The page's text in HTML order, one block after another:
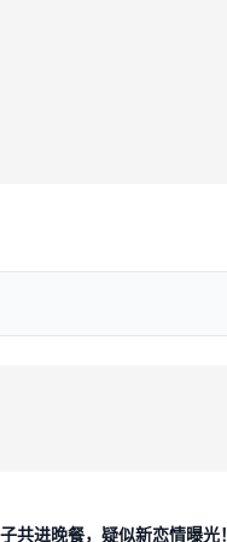
共进晚餐，疑似新恋情曝光！